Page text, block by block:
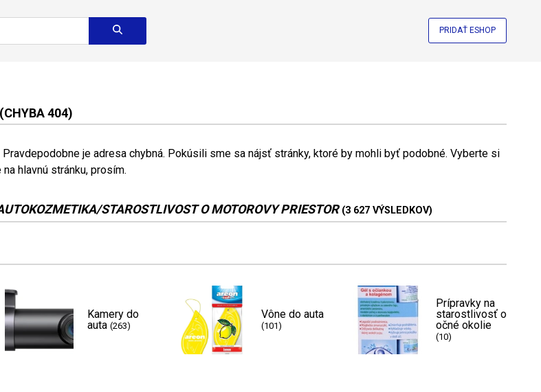
PRIDAŤ ESHOP
404)
je adresa chybná. Pokúsili sme sa nájsť stránky, ktoré by mohli byť podobné. Vyberte si
hlavnú stránku, prosím.
STAROSTLIVOST O MOTOROVY PRIESTOR (3 627 VÝSLEDKOV)
Kamery do
auta (263)
Vône do auta
(101)
Prípravky na
starostlivosť o
očné okolie
(10)